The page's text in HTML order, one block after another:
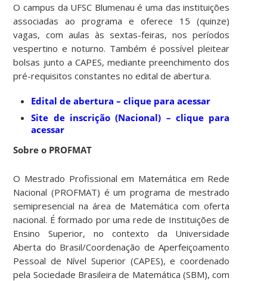
O campus da UFSC Blumenau é uma das instituições
associadas ao programa e oferece 15 (quinze)
vagas, com aulas às sextas-feiras, nos períodos
vespertino e noturno. Também é possível pleitear
bolsas junto a CAPES, mediante preenchimento dos
pré-requisitos constantes no edital de abertura.
Edital de abertura – clique para acessar
Site de inscrição (Nacional) – clique para
acessar
Sobre o PROFMAT
O Mestrado Profissional em Matemática em Rede
Nacional (PROFMAT) é um programa de mestrado
semipresencial na área de Matemática com oferta
nacional. É formado por uma rede de Instituições de
Ensino Superior, no contexto da Universidade
Aberta do Brasil/Coordenação de Aperfeiçoamento
Pessoal de Nível Superior (CAPES), e coordenado
pela Sociedade Brasileira de Matemática (SBM), com